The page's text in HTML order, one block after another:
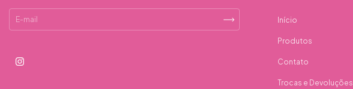
Início
Produtos
Contato
Trocas e Devoluções